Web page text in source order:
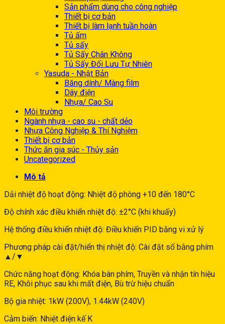
Sản phẩm dùng cho công nghiệp
Thiết bị cơ bản
Thiết bị làm lạnh tuần hoàn
Tủ ấm
Tủ sấy
Tủ Sấy Chân Không
Tủ Sấy Đối Lưu Tự Nhiên
Yasuda - Nhật Bản
Băng dính/ Màng film
Dây điện
Nhựa/ Cao Su
Môi trường
Ngành nhựa - cao su - chất dẻo
Nhựa Công Nghiệp & Thí Nghiệm
Thiết bị cơ bản
Thức ăn gia súc - Thủy sản
Uncategorized
Mô tả
Dải nhiệt độ hoạt động: Nhiệt độ phòng +10 đến 180°C
Độ chính xác điều khiển nhiệt độ: ±2°C (khi khuấy)
Hệ thống điều khiển nhiệt độ: Điều khiển PID bằng vi xử lý
Phương pháp cài đặt/hiển thị nhiệt độ: Cài đặt số bằng phím
▲/▼
Chức năng hoạt động: Khóa bàn phím, Truyền và nhận tín hiệu
RE, Khôi phục sau khi mất điện, Bù trừ hiệu chuẩn
Bộ gia nhiệt: 1kW (200V), 1.44kW (240V)
Cảm biến: Nhiệt điện kế K